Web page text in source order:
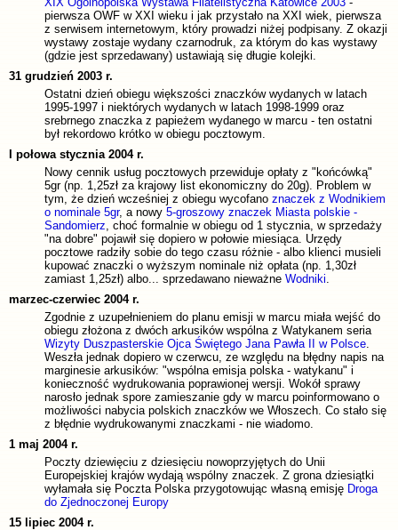
pierwsza OWF w XXI wieku i jak przystało na XXI wiek, pierwsza
z serwisem internetowym, który prowadzi niżej podpisany. Z okazji
wystawy zostaje wydany czarnodruk, za którym do kas wystawy
(gdzie jest sprzedawany) ustawiają się długie kolejki.
31 grudzień 2003 r.
Ostatni dzień obiegu większości znaczków wydanych w latach
1995-1997 i niektórych wydanych w latach 1998-1999 oraz
srebrnego znaczka z papieżem wydanego w marcu - ten ostatni
był rekordowo krótko w obiegu pocztowym.
I połowa stycznia 2004 r.
Nowy cennik usług pocztowych przewiduje opłaty z "końcówką"
5gr (np. 1,25zł za krajowy list ekonomiczny do 20g). Problem w
tym, że dzień wcześniej z obiegu wycofano znaczek z Wodnikiem
o nominale 5gr, a nowy 5-groszowy znaczek Miasta polskie -
Sandomierz, choć formalnie w obiegu od 1 stycznia, w sprzedaży
"na dobre" pojawił się dopiero w połowie miesiąca. Urzędy
pocztowe radziły sobie do tego czasu różnie - albo klienci musieli
kupować znaczki o wyższym nominale niż opłata (np. 1,30zł
zamiast 1,25zł) albo... sprzedawano nieważne Wodniki.
marzec-czerwiec 2004 r.
Zgodnie z uzupełnieniem do planu emisji w marcu miała wejść do
obiegu złożona z dwóch arkusików wspólna z Watykanem seria
Wizyty Duszpasterskie Ojca Świętego Jana Pawła II w Polsce.
Weszła jednak dopiero w czerwcu, ze względu na błędny napis na
marginesie arkusików: "wspólna emisja polska - watykanu" i
konieczność wydrukowania poprawionej wersji. Wokół sprawy
narosło jednak spore zamieszanie gdy w marcu poinformowano o
możliwości nabycia polskich znaczków we Włoszech. Co stało się
z błędnie wydrukowanymi znaczkami - nie wiadomo.
1 maj 2004 r.
Poczty dziewięciu z dziesięciu nowoprzyjętych do Unii
Europejskiej krajów wydają wspólny znaczek. Z grona dziesiątki
wyłamała się Poczta Polska przygotowując własną emisję Droga
do Zjednoczonej Europy
15 lipiec 2004 r.